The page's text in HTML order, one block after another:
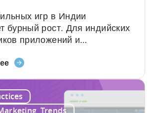
игр в Индии
бурный рост. Для индийских
приложений и
растущий рынок,
мобильных приложений и
потребителей. В
подкаста «Tenjijn ROI 101»
«Как
в
сфере